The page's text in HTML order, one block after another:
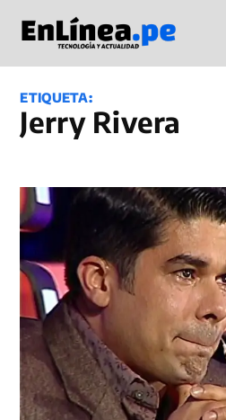
contenido
en
ETIQUETA:
Jerry Rivera